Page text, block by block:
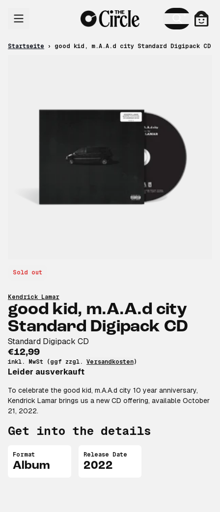
Startseite › good kid, m.A.A.d city Standard Digipack CD
Kendrick Lamar
good kid, m.A.A.d city
Standard Digipack CD
Standard Digipack CD
€12,99
inkl. MwSt (ggf zzgl. Versandkosten)
Leider ausverkauft
To celebrate the good kid, m.A.A.d city 10 year anniversary,
Kendrick Lamar brings us a new CD offering, available October
21, 2022.
Get into the details
Format
Album
Release Date
2022
Sold out